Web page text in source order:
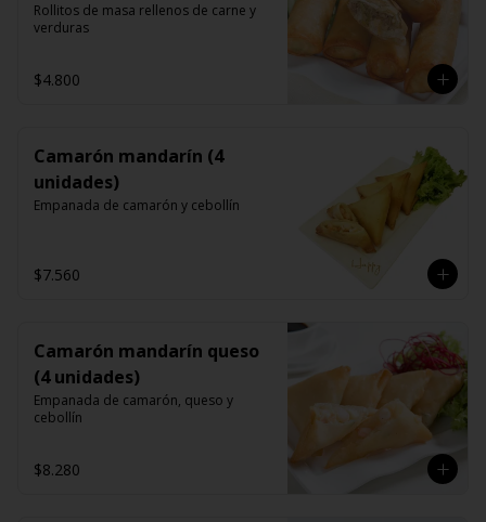
Rollitos de masa rellenos de carne y
verduras
$4.800
Camarón mandarín (4
unidades)
Empanada de camarón y cebollín
$7.560
Camarón mandarín queso
(4 unidades)
Empanada de camarón, queso y
cebollín
$8.280